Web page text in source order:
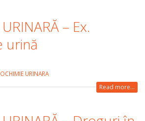
– Ex.
urină
URINARA
Read more...